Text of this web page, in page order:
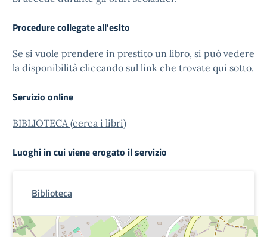
Procedure collegate all'esito
Se si vuole prendere in prestito un libro, si può vedere
la disponibilità cliccando sul link che trovate qui sotto.
Servizio online
BIBLIOTECA (cerca i libri)
Luoghi in cui viene erogato il servizio
Biblioteca